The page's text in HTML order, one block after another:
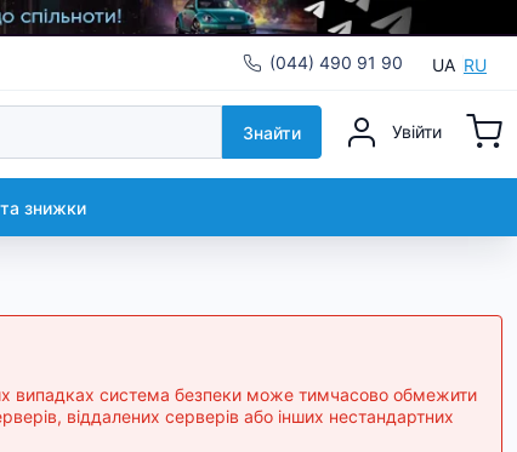
(044) 490 91 90 UA RU
Знайти Увійти
та знижки
випадках система безпеки може тимчасово обмежити
віддалених серверів або інших нестандартних